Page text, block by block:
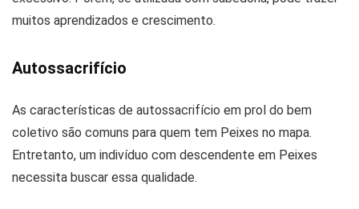
muitos aprendizados e crescimento.
Autossacrifício
As características de autossacrifício em prol do bem
coletivo são comuns para quem tem Peixes no mapa.
Entretanto, um indivíduo com descendente em Peixes
necessita buscar essa qualidade.